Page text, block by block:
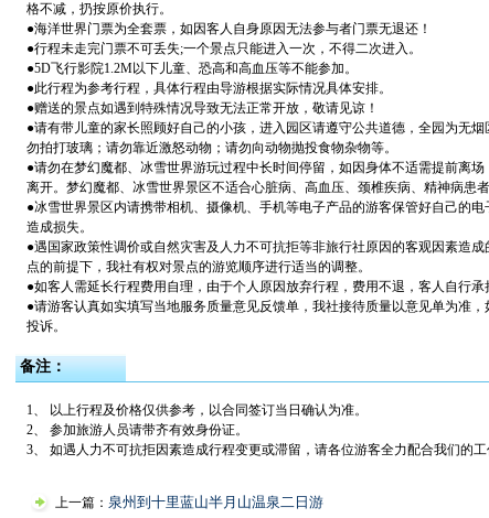
格不减，扔按原价执行。
●海洋世界门票为全套票，如因客人自身原因无法参与者门票无退还！
●行程未走完门票不可丢失;一个景点只能进入一次，不得二次进入。
●5D飞行影院1.2M以下儿童、恐高和高血压等不能参加。
●此行程为参考行程，具体行程由导游根据实际情况具体安排。
●赠送的景点如遇到特殊情况导致无法正常开放，敬请见谅！
●请有带儿童的家长照顾好自己的小孩，进入园区请遵守公共道德，全园为无
勿拍打玻璃；请勿靠近激怒动物；请勿向动物抛投食物杂物等。
●请勿在梦幻魔都、冰雪世界游玩过程中长时间停留，如因身体不适需提前离
离开。梦幻魔都、冰雪世界景区不适合心脏病、高血压、颈椎疾病、精神病患
●冰雪世界景区内请携带相机、摄像机、手机等电子产品的游客保管好自己的
造成损失。
●遇国家政策性调价或自然灾害及人力不可抗拒等非旅行社原因的客观因素造
点的前提下，我社有权对景点的游览顺序进行适当的调整。
●如客人需延长行程费用自理，由于个人原因放弃行程，费用不退，客人自行承
●请游客认真如实填写当地服务质量意见反馈单，我社接待质量以意见单为准
投诉。
备注：
1、 以上行程及价格仅供参考，以合同签订当日确认为准。
2、 参加旅游人员请带齐有效身份证。
3、 如遇人力不可抗拒因素造成行程变更或滞留，请各位游客全力配合我们的工
上一篇： 泉州到十里蓝山半月山温泉二日游